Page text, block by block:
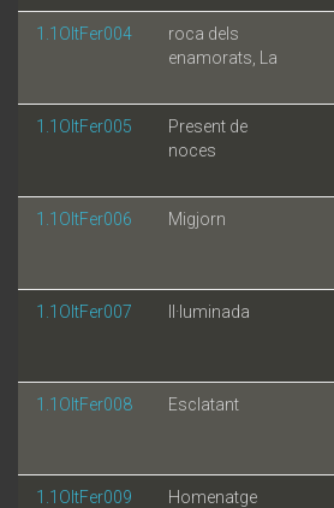
1.1OltFer004
roca dels
enamorats, La
1.1OltFer005
Present de
noces
1.1OltFer006 Migjorn
1.1OltFer007 Il·luminada
1.1OltFer008 Esclatant
1.1OltFer009 Homenatge